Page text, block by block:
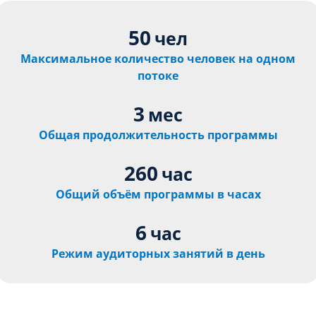
50 чел
Максимальное количество человек на одном
потоке
3 мес
Общая продолжительность программы
260 час
Общий объём программы в часах
6 час
Режим аудиторных занятий в день